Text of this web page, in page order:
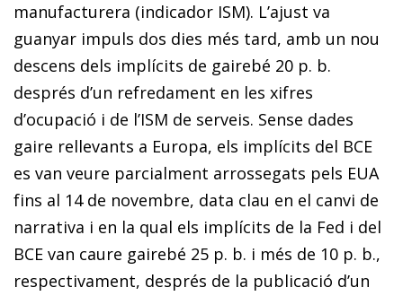
manufacturera (indicador ISM). L’ajust va
guanyar impuls dos dies més tard, amb un nou
descens dels implícits de gairebé 20 p. b.
després d’un refredament en les xifres
d’ocupació i de l’ISM de serveis. Sense dades
gaire rellevants a Europa, els implícits del BCE
es van veure parcialment arrossegats pels EUA
fins al 14 de novembre, data clau en el canvi de
narrativa i en la qual els implícits de la Fed i del
BCE van caure gairebé 25 p. b. i més de 10 p. b.,
respectivament, després de la publicació d’un